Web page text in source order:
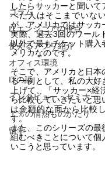
コラム
ITエンジニアの視点
使えるアプリ紹介
オフィス環境
ITの話
インタビュー・セミナー
１％の情熱ものがたり
留学
したらサッカーと聞い
べた人はそこまでいな
が、アメリカではサッカ
実際、過去3回のワール
以外で最もチケット購入
メリカなのです。
そこで、アメリカと日本
る一例として、私の大好
上げて、「サッカー×経
ら比較していきたいと思
は金額的な面から比較
す。
また、このシリーズの最
組むべきことについて個
いこうと思っています。